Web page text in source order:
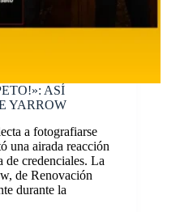
ASÍ
YARROW
a fotografiarse
una airada reacción
de credenciales. La
de Renovación
durante la